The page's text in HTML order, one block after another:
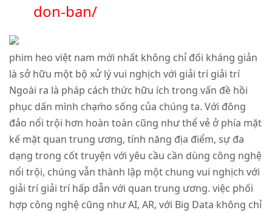
don-ban/
phim heo việt nam mới nhất không chỉ đối kháng giản
là sở hữu một bộ xử lý vui nghịch với giải trí giải trí
Ngoài ra là pháp cách thức hữu ích trong vấn đề hồi
phục dấn mình chạm̀o sống của chúng ta. Với đông
đảo nổi trội hơn hoàn toàn cũng như thể vẻ ở phía mặt
kế mặt quan trung ương, tính năng địa điểm, sự đa
dạng trong cốt truyện với yêu cầu cần dùng công nghệ
nổi trội, chúng vẫn thành lập một chung vui nghịch với
giải trí giải trí hấp dẫn với quan trung ương. việc phối
hợp công nghệ cũng như AI, AR, với Big Data không chỉ